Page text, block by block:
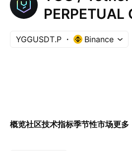
PERPETUAL
YGGUSDT.P Binance
概览社区技术指标季节性市场更多